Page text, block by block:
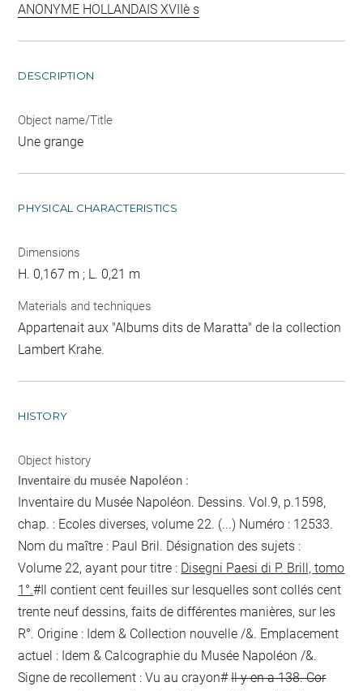
ANONYME HOLLANDAIS XVIIè s
DESCRIPTION
Object name/Title
Une grange
PHYSICAL CHARACTERISTICS
Dimensions
H. 0,167 m ; L. 0,21 m
Materials and techniques
Appartenait aux "Albums dits de Maratta" de la collection
Lambert Krahe.
HISTORY
Object history
Inventaire du musée Napoléon :
Inventaire du Musée Napoléon. Dessins. Vol.9, p.1598,
chap. : Ecoles diverses, volume 22. (...) Numéro : 12533.
Nom du maître : Paul Bril. Désignation des sujets :
Volume 22, ayant pour titre : Disegni Paesi di P. Brill, tomo
1°.#Il contient cent feuilles sur lesquelles sont collés cent
trente neuf dessins, faits de différentes manières, sur les
R°. Origine : Idem & Collection nouvelle /&. Emplacement
actuel : Idem & Calcographie du Musée Napoléon /&.
Signe de recollement :Vu au crayon# Il y en a 138. Cor